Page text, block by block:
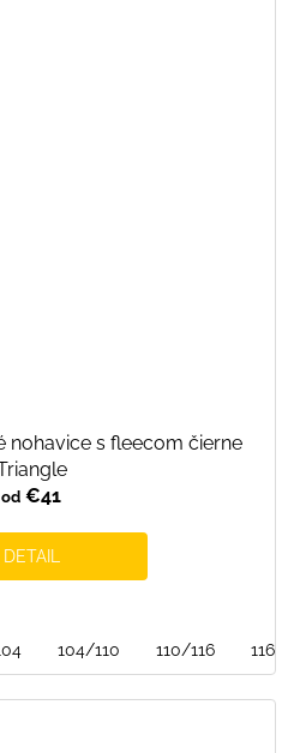
nohavice s fleecom čierne
od €41
DETAIL
104/110 110/116 116/